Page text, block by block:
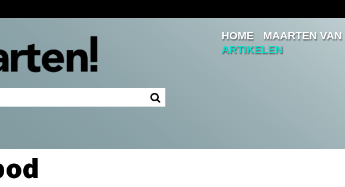
Inloggen
Ingelogd blijven
HOME MAARTEN VAN
ARTIKELEN